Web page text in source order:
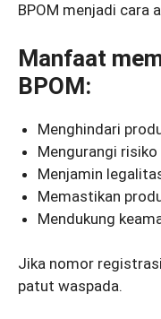
BPOM menjadi cara
Manfaat
BPOM:
Menghindari
Mengurangi risiko
Menjamin
Memastikan
Mendukung
Jika nomor
patut waspada.